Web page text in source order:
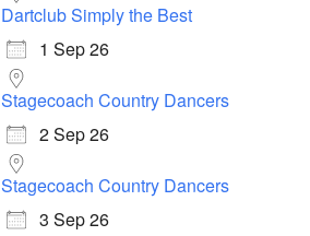
Dartclub Simply the Best
1 Sep 26
Stagecoach Country Dancers
2 Sep 26
Stagecoach Country Dancers
3 Sep 26